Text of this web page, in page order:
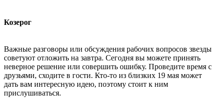
Козерог
Важные разговоры или обсуждения рабочих вопросов звезды
советуют отложить на завтра. Сегодня вы можете принять
неверное решение или совершить ошибку. Проведите время с
друзьями, сходите в гости. Кто-то из близких 19 мая может
дать вам интересную идею, поэтому стоит к ним
прислушиваться.